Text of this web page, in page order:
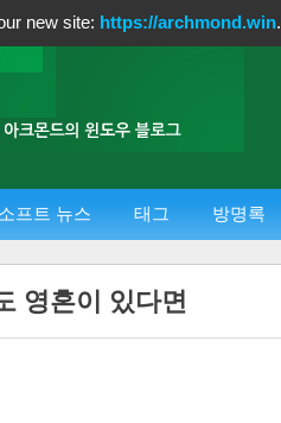
new site: https://archmond.win.
프트 뉴스 태그 방명록
영혼이 있다면